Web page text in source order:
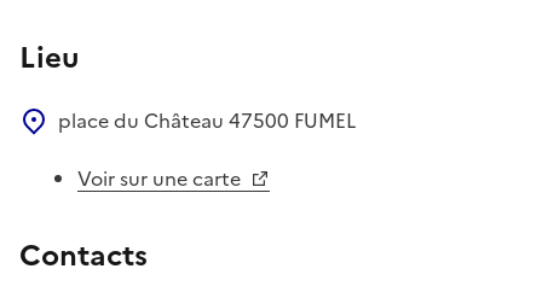
Lieu
place du Château 47500 FUMEL
Voir sur une carte
Contacts